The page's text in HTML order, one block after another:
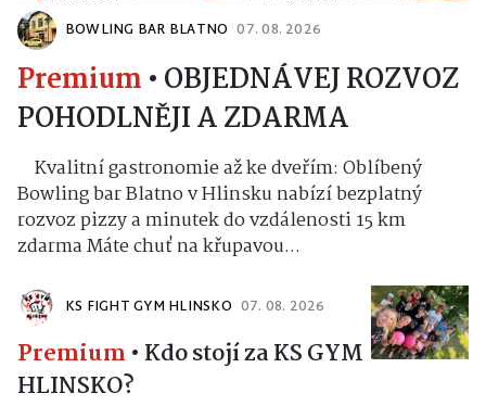
BOWLING BAR BLATNO 07. 08. 2026
Premium • OBJEDNÁVEJ ROZVOZ
POHODLNĚJI A ZDARMA
Kvalitní gastronomie až ke dveřím: Oblíbený
Bowling bar Blatno v Hlinsku nabízí bezplatný
rozvoz pizzy a minutek do vzdálenosti 15 km
zdarma Máte chuť na křupavou...
KS FIGHT GYM HLINSKO 07. 08. 2026
Premium • Kdo stojí za KS GYM
HLINSKO?